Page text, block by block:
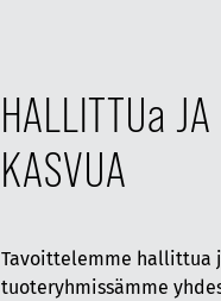
HALLITTUa
KASVUA
Tavoittelemme hallittua
tuoteryhmissämme